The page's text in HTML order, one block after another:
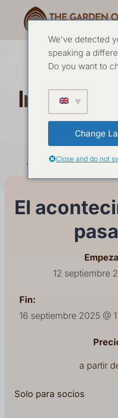
5 Días
Intensivo
12 SEPTIEMBRE-16
El
12 septiembre
Fin:
16 septiembre 2025 @
a partir
Solo para socios
We've detected
speaking a
Do you want to
Change
Close and do not